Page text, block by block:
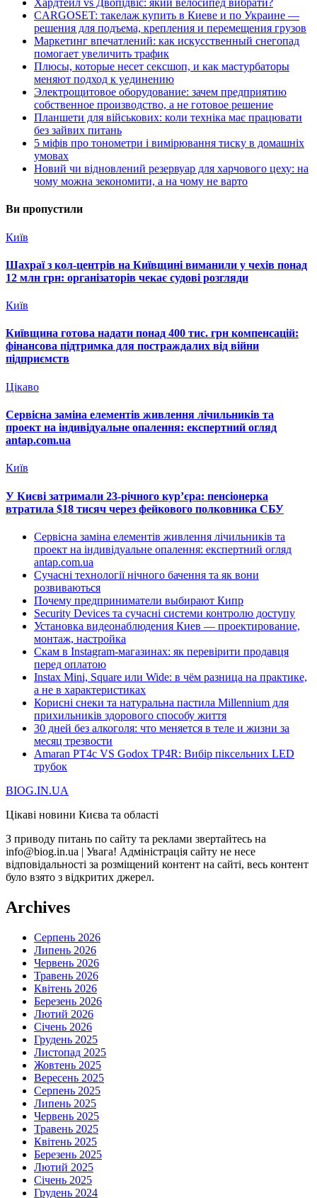
Хардтейл vs Двопідвіс: який велосипед вибрати?
CARGOSET: такелаж купить в Киеве и по Украине —
решения для подъема, крепления и перемещения грузов
Маркетинг впечатлений: как искусственный снегопад
помогает увеличить трафик
Плюсы, которые несет сексшоп, и как мастурбаторы
меняют подход к уединению
Электрощитовое оборудование: зачем предприятию
собственное производство, а не готовое решение
Планшети для військових: коли техніка має працювати
без зайвих питань
5 міфів про тонометри і вимірювання тиску в домашніх
умовах
Новий чи відновлений резервуар для харчового цеху: на
чому можна зекономити, а на чому не варто
Ви пропустили
Київ
Шахраї з кол-центрів на Київщині виманили у чехів понад
12 млн грн: організаторів чекає судові розгляди
Київ
Київщина готова надати понад 400 тис. грн компенсацій:
фінансова підтримка для постраждалих від війни
підприємств
Цікаво
Сервісна заміна елементів живлення лічильників та
проект на індивідуальне опалення: експертний огляд
antap.com.ua
Київ
У Києві затримали 23-річного кур’єра: пенсіонерка
втратила $18 тисяч через фейкового полковника СБУ
Сервісна заміна елементів живлення лічильників та
проект на індивідуальне опалення: експертний огляд
antap.com.ua
Сучасні технології нічного бачення та як вони
розвиваються
Почему предприниматели выбирают Кипр
Security Devices та сучасні системи контролю доступу
Установка видеонаблюдения Киев — проектирование,
монтаж, настройка
Скам в Instagram-магазинах: як перевірити продавця
перед оплатою
Instax Mini, Square или Wide: в чём разница на практике,
а не в характеристиках
Корисні снеки та натуральна пастила Millennium для
прихильників здорового способу життя
30 дней без алкоголя: что меняется в теле и жизни за
месяц трезвости
Amaran PT4c VS Godox TP4R: Вибір піксельних LED
трубок
BIOG.IN.UA
Цікаві новини Києва та області
З приводу питань по сайту та реклами звертайтесь на
info@biog.in.ua | Увага! Адміністрація сайту не несе
відповідальності за розміщений контент на сайті, весь контент
було взято з відкритих джерел.
Archives
Серпень 2026
Липень 2026
Червень 2026
Травень 2026
Квітень 2026
Березень 2026
Лютий 2026
Січень 2026
Грудень 2025
Листопад 2025
Жовтень 2025
Вересень 2025
Серпень 2025
Липень 2025
Червень 2025
Травень 2025
Квітень 2025
Березень 2025
Лютий 2025
Січень 2025
Грудень 2024